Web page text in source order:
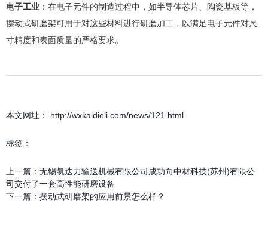
电子工业 ：在电子元件的制造过程中，如半导体芯片、陶瓷基板等，
摆动式研磨架可用于对这些材料进行研磨加工，以满足电子元件对尺
寸精度和表面质量的严格要求。
本文网址： http://wxkaidieli.com/news/121.html
标签：
上一篇： 无锡凯迭力输送机械有限公司成功向中材科技(苏州)有限公
司交付了一套高性能研磨设备
下一篇： 摆动式研磨架的应用前景怎么样？